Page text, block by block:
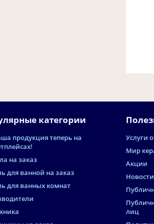
категории
продукция теперь на
на заказ
для ванной на заказ
для ванных комнат
Услуги
Мир
Акции
Новости
лиц